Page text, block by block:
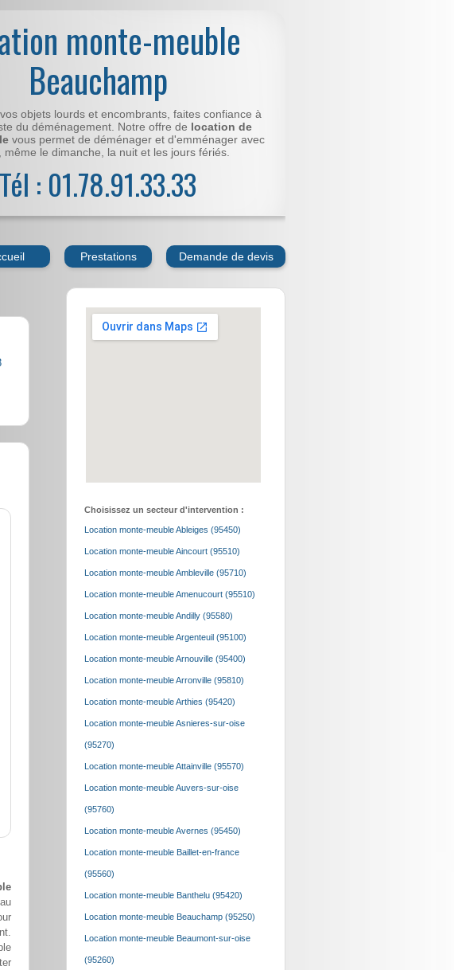
monte-meuble
Beauchamp
objets lourds et encombrants, faites confiance à
du déménagement. Notre offre de location de
vous permet de déménager et d'emménager avec
même le dimanche, la nuit et les jours fériés.
Tél : 01.78.91.33.33
Prestations Demande de devis
Choisissez un secteur d'intervention :
Location monte-meuble Ableiges (95450)
Location monte-meuble Aincourt (95510)
Location monte-meuble Ambleville (95710)
Location monte-meuble Amenucourt (95510)
Location monte-meuble Andilly (95580)
Location monte-meuble Argenteuil (95100)
Location monte-meuble Arnouville (95400)
Location monte-meuble Arronville (95810)
Location monte-meuble Arthies (95420)
Location monte-meuble Asnieres-sur-oise
(95270)
Location monte-meuble Attainville (95570)
Location monte-meuble Auvers-sur-oise
(95760)
Location monte-meuble Avernes (95450)
Location monte-meuble Baillet-en-france
(95560)
Location monte-meuble Banthelu (95420)
Location monte-meuble Beauchamp (95250)
Location monte-meuble Beaumont-sur-oise
(95260)